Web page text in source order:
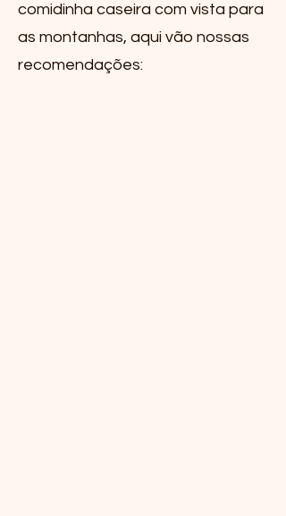
comidinha caseira com vista para
as montanhas, aqui vão nossas
recomendações: